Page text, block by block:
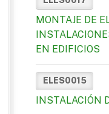
MONTAJE DE
EN EDIFICIOS
ELES0015
INSTALACIÓN